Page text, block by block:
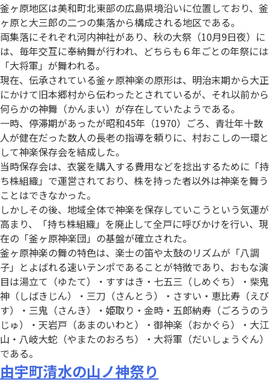
釜ヶ原地区は美和町北東部の広島県境沿いに位置しており、釜
ヶ原と大三郎の二つの集落から構成される地区である。
両集落にそれぞれ河内神社があり、秋の大祭（10月9日夜）に
は、毎年交互に奉納舞が行われ、どちらも６年ごとの年祭には
「大将軍」が舞われる。
現在、伝承されている釜ヶ原神楽の原形は、明治末期から大正
にかけて旧本郷村から伝わったとされているが、それ以前から
何らかの神舞（かんまい）が存在していたようである。
一時、停滞期があったが昭和45年（1970）ごろ、青壮年十数
人が健在だった数人の長老の指導を頼りに、村おこしの一環と
して神楽保存会を結成した。
当時保存会は、衣裳を購入する費用などを捻出するために「持
ち株組織」で運営されており、株を持った者以外は神楽を舞う
ことはできなかった。
しかしその後、地域全体で神楽を保存していこうという気運が
高まり、「持ち株組織」を廃止して全戸に呼びかけを行い、現
在の「釜ヶ原神楽団」の基盤が確立された。
釜ヶ原神楽の舞の特色は、楽士の笛や太鼓のリズムが「八調
子」とよばれる速いテンポであることが特徴であり、おもな演
目は湯立て（ゆたて）・すすはき・七五三（しめぐち）・柴鬼
神（しばきじん）・三刀（さんとう）・さすい・恵比寿（えび
す）・三鬼（さんき）・姫取り・金時・五郎納寿（ごろうのう
じゅ）・天岩戸（あまのいわと）・御神楽（おかぐら）・大江
山・八岐大蛇（やまたのおろち）・大将軍（だいしょうぐん）
である。
由宇町清水の山ノ神祭り